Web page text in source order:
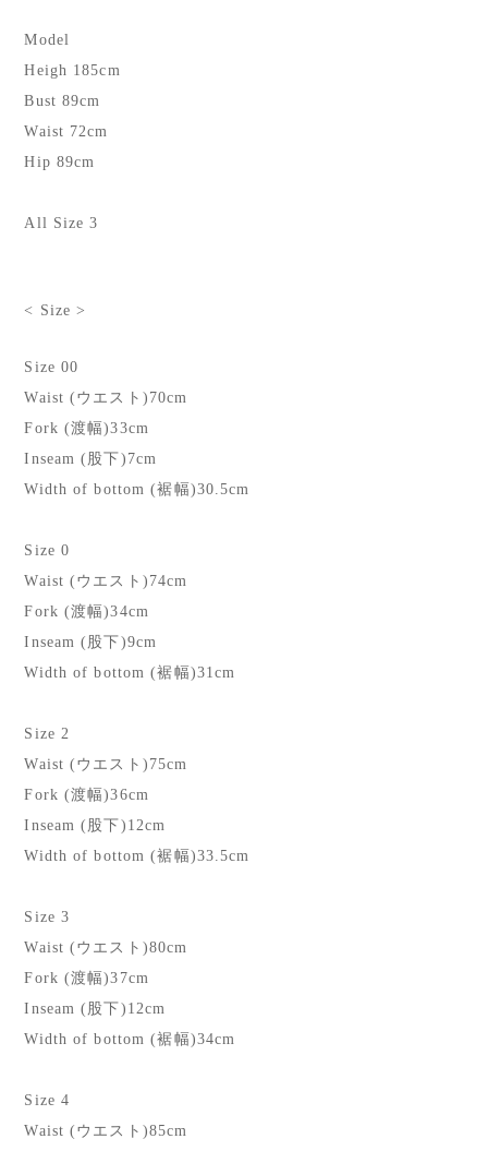
Model
Heigh 185cm
Bust 89cm
Waist 72cm
Hip 89cm
All Size 3
< Size >
Size 00
Waist (ウエスト)70cm
Fork (渡幅)33cm
Inseam (股下)7cm
Width of bottom (裾幅)30.5cm
Size 0
Waist (ウエスト)74cm
Fork (渡幅)34cm
Inseam (股下)9cm
Width of bottom (裾幅)31cm
Size 2
Waist (ウエスト)75cm
Fork (渡幅)36cm
Inseam (股下)12cm
Width of bottom (裾幅)33.5cm
Size 3
Waist (ウエスト)80cm
Fork (渡幅)37cm
Inseam (股下)12cm
Width of bottom (裾幅)34cm
Size 4
Waist (ウエスト)85cm